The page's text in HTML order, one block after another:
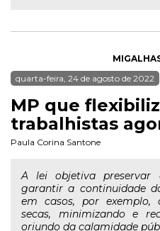
quarta-feira, 24 de agosto de 2022
MP que
trabalhistas
Paula Corina Santone
A lei objetiva preservar
garantir a continuidade
em casos, por exemplo,
secas, minimizando e
oriundo da calamidade